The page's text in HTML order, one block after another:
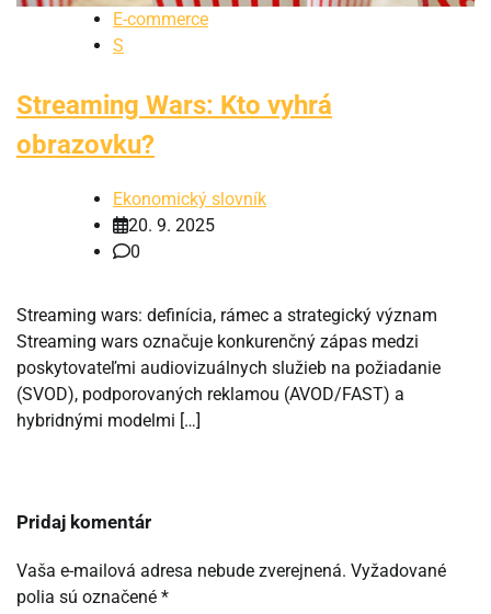
E-commerce
S
Streaming Wars: Kto vyhrá
obrazovku?
Ekonomický slovník
20. 9. 2025
0
Streaming wars: definícia, rámec a strategický význam
Streaming wars označuje konkurenčný zápas medzi
poskytovateľmi audiovizuálnych služieb na požiadanie
(SVOD), podporovaných reklamou (AVOD/FAST) a
hybridnými modelmi […]
Pridaj komentár
Vaša e-mailová adresa nebude zverejnená. Vyžadované
polia sú označené *